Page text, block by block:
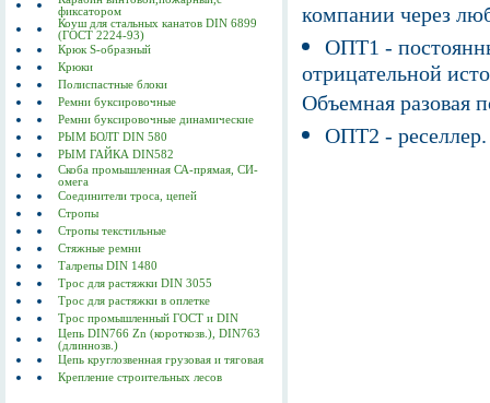
фиксатором
Коуш для стальных канатов DIN 6899
(ГОСТ 2224-93)
Крюк S-образный
Крюки
Полиспастные блоки
Ремни буксировочные
Ремни буксировочные динамические
РЫМ БОЛТ DIN 580
РЫМ ГАЙКА DIN582
Скоба промышленная СА-прямая, СИ-
омега
Соединители троса, цепей
Стропы
Стропы текстильные
Стяжные ремни
Талрепы DIN 1480
Трос для растяжки DIN 3055
Трос для растяжки в оплетке
Трос промышленный ГОСТ и DIN
Цепь DIN766 Zn (короткозв.), DIN763
(длиннозв.)
Цепь круглозвенная грузовая и тяговая
Крепление строительных лесов
компании через
ОПТ1 -
отрицательной
Объемная разовая
ОПТ2 -